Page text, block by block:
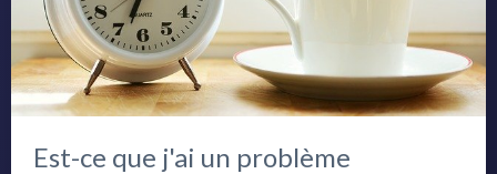
Est-ce que j'ai un problème